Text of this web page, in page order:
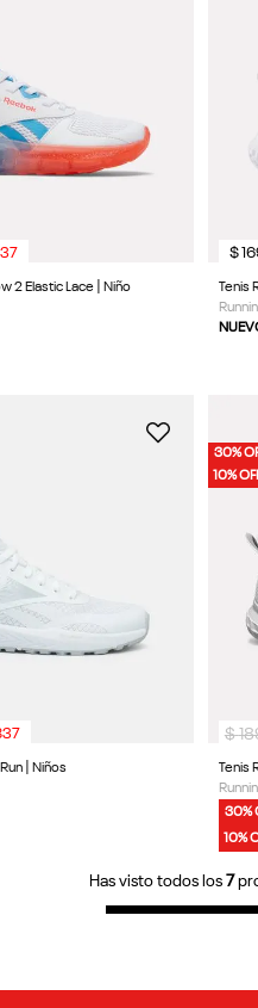
2 Elastic Lace | Niño
Tenis
$
| Niños
30%
10%
Tenis
30%
10%
$
Has visto todos los 7